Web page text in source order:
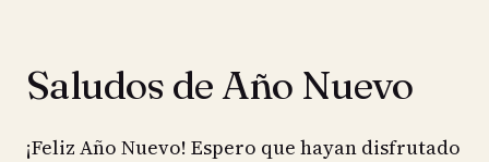
Saludos de Año Nuevo
¡Feliz Año Nuevo! Espero que hayan disfrutado